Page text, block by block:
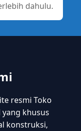
dahulu.
resmi Toko
khusus
konstruksi,